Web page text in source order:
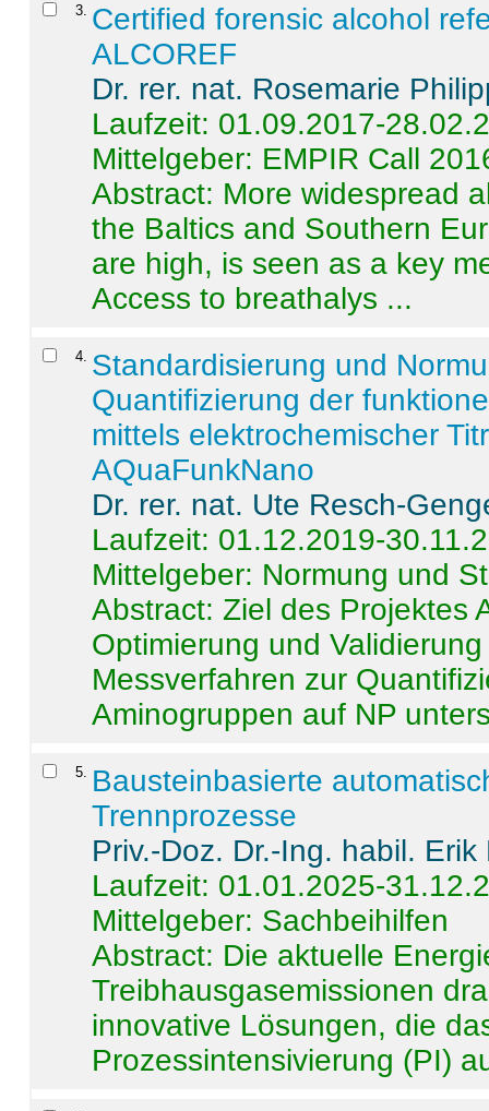
3 Certified forensic alcohol
ALCOREF
Dr. rer. nat. Rosemarie
Laufzeit: 01.09.2017-
Mittelgeber: EMPIR Call
Abstract: More widespread
the Baltics and Southern
are high, is seen as a key
Access to breathalys ...
4 Standardisierung und
Quantifizierung der
mittels elektrochemischer
AQuaFunkNano
Dr. rer. nat. Ute Resch-
Laufzeit: 01.12.2019-
Mittelgeber: Normung und
Abstract:Ziel des Projektes
Optimierung und
Messverfahren zur
Aminogruppen auf NP
5
Bausteinbasierte
Trennprozesse
Priv.-Doz. Dr.-Ing. habil. Erik
Laufzeit: 01.01.2025-
Mittelgeber: Sachbeihilfen
Abstract: Die aktuelle
Treibhausgasemissionen
innovative Lösungen, die
Prozessintensivierung (PI)